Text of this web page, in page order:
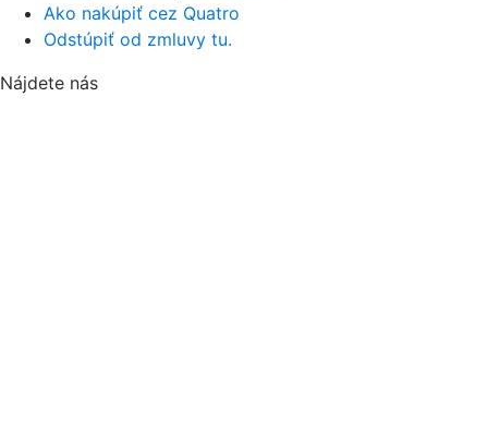
Ako nakúpiť cez Quatro
Odstúpiť od zmluvy tu.
Nájdete nás